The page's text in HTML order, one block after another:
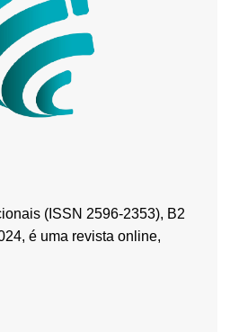
(ISSN 2596-2353), B2
é uma revista online,